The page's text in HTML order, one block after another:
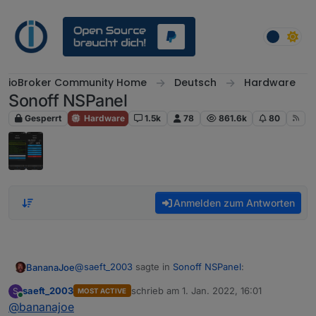
ioBroker Community Home Deutsch Hardware
Sonoff NSPanel
Gesperrt Hardware 1.5k 78 861.6k 80
Anmelden zum Antworten
BananaJoe@saeft_2003 sagte in Sonoff NSPanel:
S
Online
saeft_2003 MOST ACTIVE schrieb am 1. Jan. 2022, 16:01
zuletzt editiert von
@bananajoe